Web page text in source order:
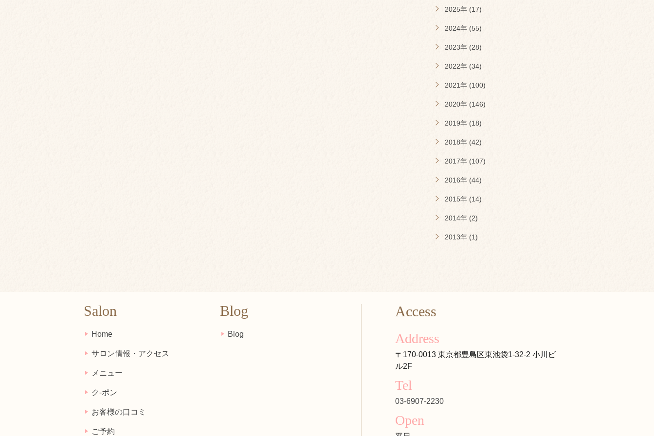
2025年 (17)
2024年 (55)
2023年 (28)
2022年 (34)
2021年 (100)
2020年 (146)
2019年 (18)
2018年 (42)
2017年 (107)
2016年 (44)
2015年 (14)
2014年 (2)
2013年 (1)
Salon
Home
サロン情報・アクセス
メニュー
ク-ポン
お客様の口コミ
ご予約
Blog
Blog
Access
Address
〒170-0013 東京都豊島区東池袋1-32-2 小川ビ
ル2F
Tel
03-6907-2230
Open